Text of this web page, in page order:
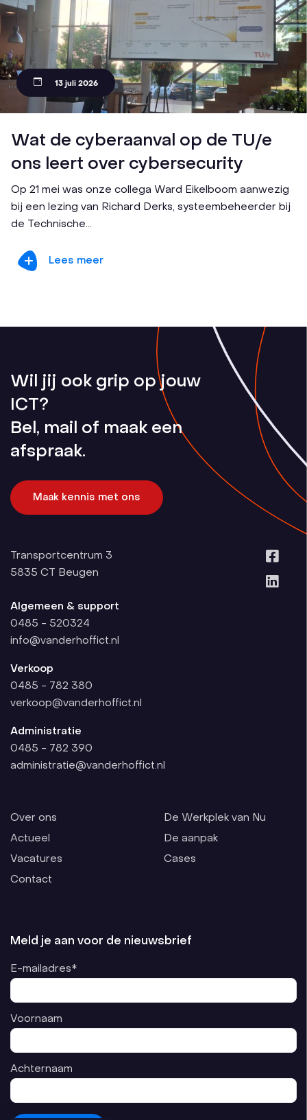
13 juli 2026
Wat de cyberaanval op de TU/e
ons leert over cybersecurity
Op 21 mei was onze collega Ward Eikelboom aanwezig
bij een lezing van Richard Derks, systeembeheerder bij
de Technische...
Lees meer
Wil jij ook grip op jouw
ICT?
Bel, mail of maak een
afspraak.
Maak kennis met ons
Transportcentrum 3
5835 CT Beugen
Algemeen & support
0485 - 520324
info@vanderhoffict.nl
Verkoop
0485 - 782 380
verkoop@vanderhoffict.nl
Administratie
0485 - 782 390
administratie@vanderhoffict.nl
Over ons
Actueel
Vacatures
Contact
De Werkplek van Nu
De aanpak
Cases
Meld je aan voor de nieuwsbrief
E-mailadres*
Voornaam
Achternaam